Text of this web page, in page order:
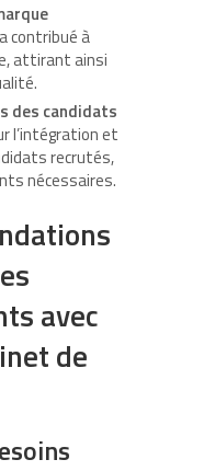
contribué à
attirant ainsi
des candidats
l’intégration et
recrutés,
nécessaires.
avec
de